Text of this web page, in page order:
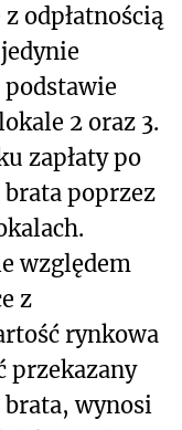
odpłatnością
2 oraz 3.
zapłaty po
brata poprzez
względem
z
rynkowa
przekazany
brata, wynosi